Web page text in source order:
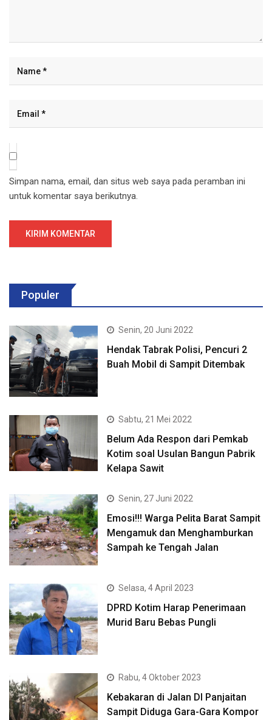
Simpan nama, email, dan situs web saya pada peramban ini
untuk komentar saya berikutnya.
Populer
Senin, 20 Juni 2022
Hendak Tabrak Polisi, Pencuri 2
Buah Mobil di Sampit Ditembak
Sabtu, 21 Mei 2022
Belum Ada Respon dari Pemkab
Kotim soal Usulan Bangun Pabrik
Kelapa Sawit
Senin, 27 Juni 2022
Emosi!!! Warga Pelita Barat Sampit
Mengamuk dan Menghamburkan
Sampah ke Tengah Jalan
Selasa, 4 April 2023
DPRD Kotim Harap Penerimaan
Murid Baru Bebas Pungli
Rabu, 4 Oktober 2023
Kebakaran di Jalan DI Panjaitan
Sampit Diduga Gara-Gara Kompor